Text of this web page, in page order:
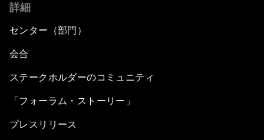
詳細
センター（部門）
会合
ステークホルダーのコミュニティ
「フォーラム・ストーリー」
プレスリリース